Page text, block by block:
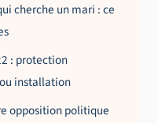
cherche un mari : ce
: protection
installation
opposition politique